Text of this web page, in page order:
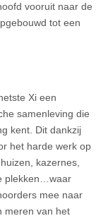
vooruit naar de
tot een
Xi een
samenleving die
kent. Dit dankzij
het harde werk op
kazernes,
plekken…waar
mee naar
meren van het